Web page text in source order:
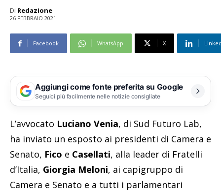
Di Redazione
26 FEBBRAIO 2021
Facebook WhatsApp X
Aggiungi come fonte preferita su Google
Seguici più facilmente nelle notizie consigliate
L’avvocato Luciano Venia, di Sud Futuro Lab,
ha inviato un esposto ai presidenti di Camera e
Senato, Fico e Casellati, alla leader di Fratelli
d’Italia, Giorgia Meloni, ai capigruppo di
Camera e Senato e a tutti i parlamentari